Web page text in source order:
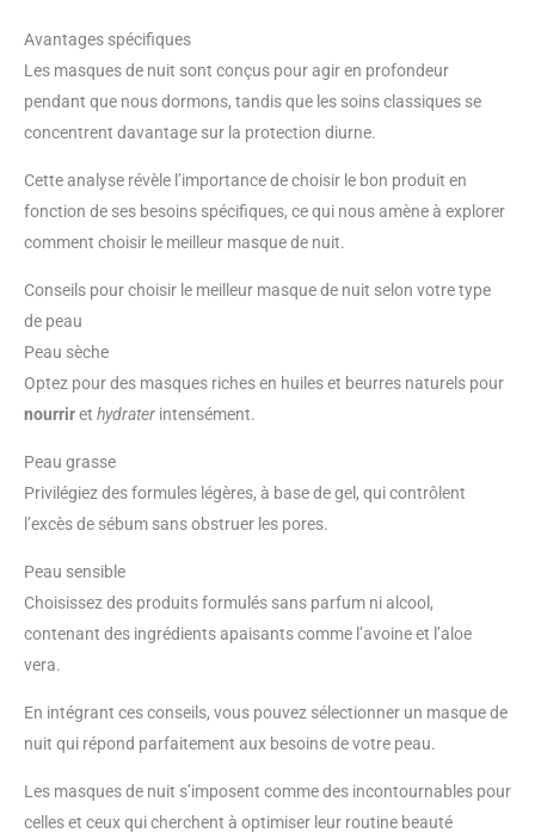
Avantages spécifiques
Les masques de nuit sont conçus pour agir en profondeur
pendant que nous dormons, tandis que les soins classiques se
concentrent davantage sur la protection diurne.
Cette analyse révèle l’importance de choisir le bon produit en
fonction de ses besoins spécifiques, ce qui nous amène à explorer
comment choisir le meilleur masque de nuit.
Conseils pour choisir le meilleur masque de nuit selon votre type
de peau
Peau sèche
Optez pour des masques riches en huiles et beurres naturels pour
nourriret hydrater intensément.
Peau grasse
Privilégiez des formules légères, à base de gel, qui contrôlent
l’excès de sébum sans obstruer les pores.
Peau sensible
Choisissez des produits formulés sans parfum ni alcool,
contenant des ingrédients apaisants comme l’avoine et l’aloe
vera.
En intégrant ces conseils, vous pouvez sélectionner un masque de
nuit qui répond parfaitement aux besoins de votre peau.
Les masques de nuit s’imposent comme des incontournables pour
celles et ceux qui cherchent à optimiser leur routine beauté